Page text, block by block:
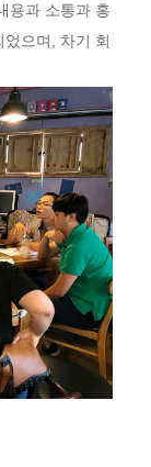
용과 소통과 홍
으며, 차기 회